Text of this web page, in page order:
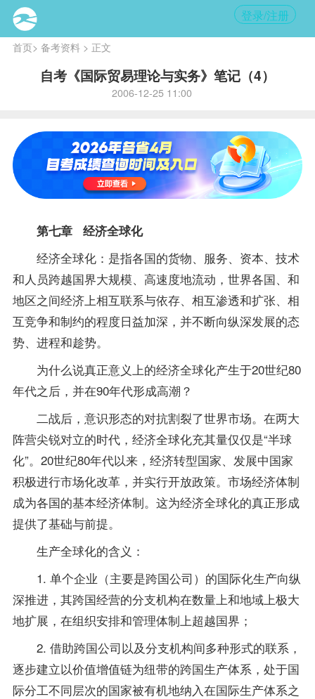
登录/注册
首页> 备考资料> 正文
自考《国际贸易理论与实务》笔记（4）
2006-12-25 11:00
第七章 经济全球化
经济全球化：是指各国的货物、服务、资本、技术
和人员跨越国界大规模、高速度地流动，世界各国、和
地区之间经济上相互联系与依存、相互渗透和扩张、相
互竞争和制约的程度日益加深，并不断向纵深发展的态
势、进程和趁势。
为什么说真正意义上的经济全球化产生于20世纪80
年代之后，并在90年代形成高潮？
二战后，意识形态的对抗割裂了世界市场。在两大
阵营尖锐对立的时代，经济全球化充其量仅仅是“半球
化”。20世纪80年代以来，经济转型国家、发展中国家
积极进行市场化改革，并实行开放政策。市场经济体制
成为各国的基本经济体制。这为经济全球化的真正形成
提供了基础与前提。
生产全球化的含义：
1. 单个企业（主要是跨国公司）的国际化生产向纵
深推进，其跨国经营的分支机构在数量上和地域上极大
地扩展，在组织安排和管理体制上超越国界；
2. 借助跨国公司以及分支机构间多种形式的联系，
逐步建立以价值增值链为纽带的跨国生产体系，处于国
际分工不同层次的国家被有机地纳入在国际生产体系之